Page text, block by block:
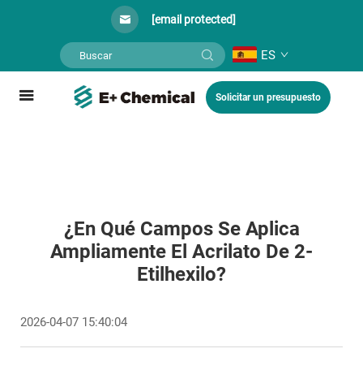
[email protected]
ES
Solicitar un presupuesto
¿En Qué Campos Se Aplica
Ampliamente El Acrilato De 2-
Etilhexilo?
2026-04-07 15:40:04